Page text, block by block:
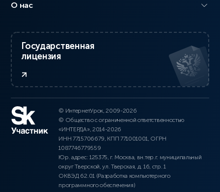
О нас
Государственная
лицензия
© ИнтернетУрок, 2009-2026
© Общество с ограниченной ответственностью
«ИНТЕРДА», 2014-2026
ИНН 7715706679, КПП 771001001, ОГРН
1087746779559
Юр. адрес: 125375, г. Москва, вн.тер.г. муниципальный
округ Тверской, ул. Тверская, д. 16, стр. 1
ОКВЭД 62.01 (Разработка компьютерного
программного обеспечения)